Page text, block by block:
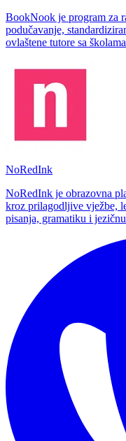
BookNook je program za
podučavanje,
ovlaštene tutore sa
NoRedInk
NoRedInk je obrazovna
kroz prilagodljive vježbe,
pisanja, gramatiku i